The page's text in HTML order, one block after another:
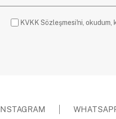
KVKK Sözleşmesi'ni, okudum,
INSTAGRAM